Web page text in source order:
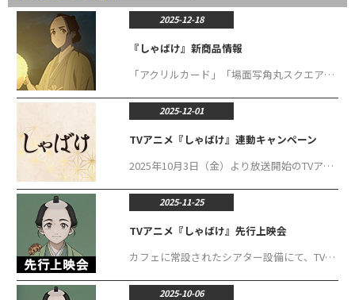
2025-12-18
『しゃばけ』新商品情報
「アクリルカード」「場面写角丸スクエア缶バッジ」「場面写ブロマイド」「トレーナー」「スウェットパンツ」「アクリルジオラマ」が登場！
2025-12-01
TVアニメ『しゃばけ』連動キャンペーン
2025年10月3日（金）より放送開始のTVアニメ『しゃばけ』の放送を記念して、様々な連動施策を展開いたします！ コラボメニューやグッズ販売のほか、毎週末にはTV放送の続きが見れる先行上映会を開催など、盛り沢山の内容で展開します。 是非TV放送と共に是非お楽しみください！
2025-11-25
TVアニメ『しゃばけ』先行上映会
カフェに常設されたシアター設備にて、TVアニメ『しゃばけ』のTV放送話の続きとなる最新話をお楽しみいただける、先行上映会を開催！
2025-10-06